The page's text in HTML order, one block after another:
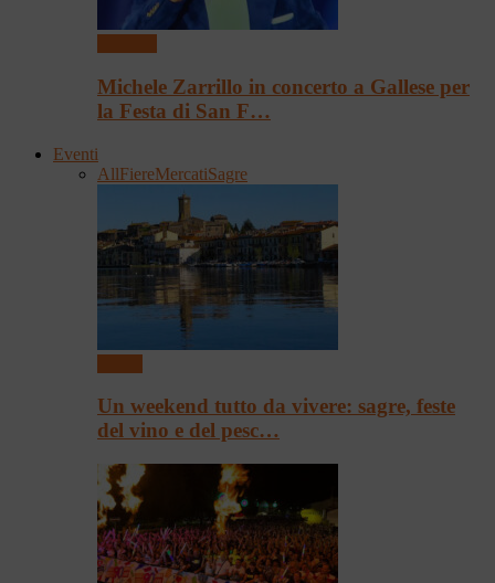
Michele Zarrillo in concerto a Gallese per
la Festa di San F…
Eventi
AllFiereMercatiSagre
Un weekend tutto da vivere: sagre, feste
del vino e del pesc…